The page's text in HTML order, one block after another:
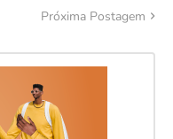
Próxima Postagem